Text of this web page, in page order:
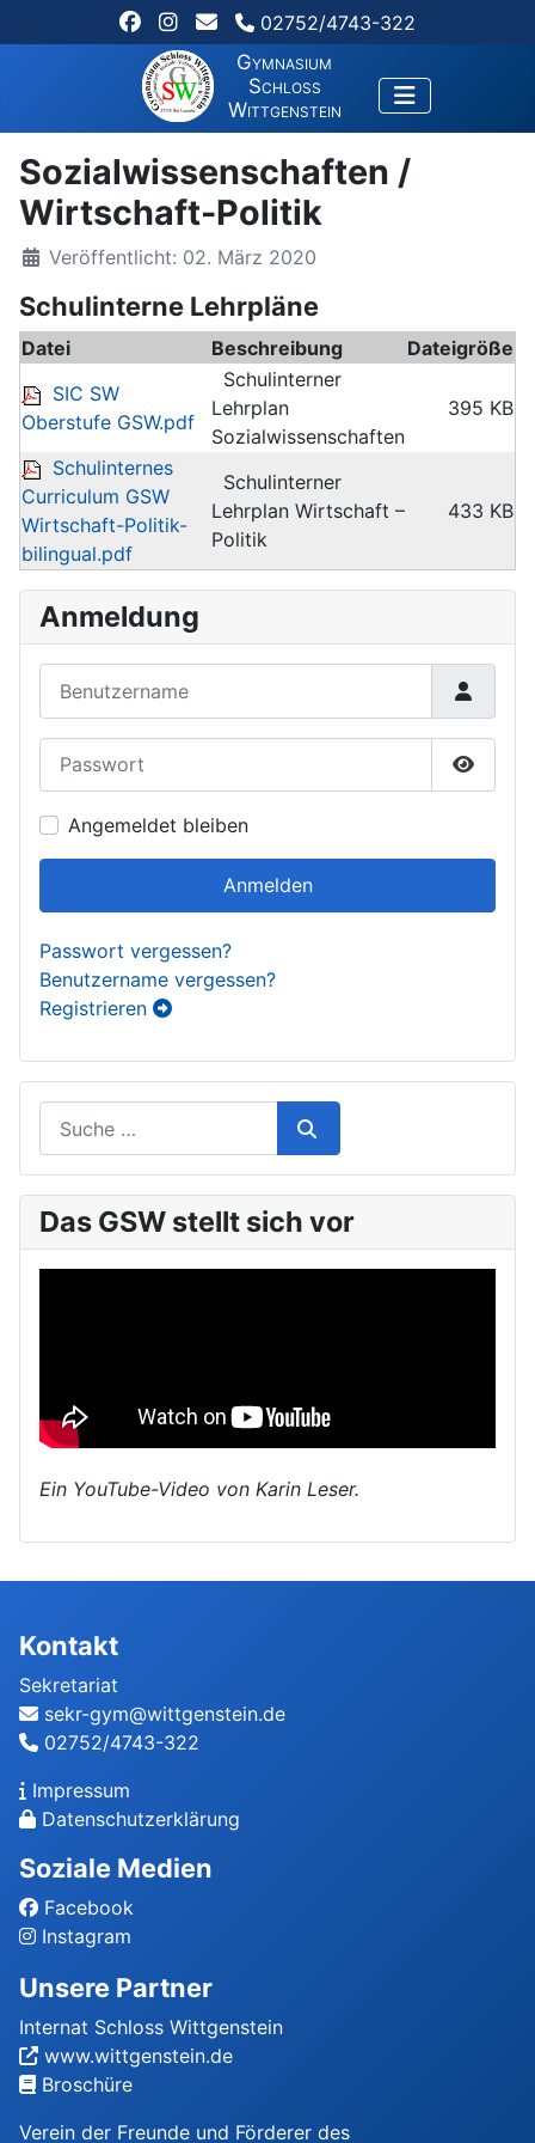
02752/4743-322
Gymnasium
Schloss
Wittgenstein
Anmeldung
Angemeldet bleiben
Anmelden
Passwort vergessen?
Benutzername vergessen?
Registrieren
Das GSW stellt sich vor
Ein YouTube-Video von Karin Leser.
Sozialwissenschaften /
Wirtschaft-Politik
Veröffentlicht: 02. März 2020
Schulinterne Lehrpläne
Datei Beschreibung
Dateigröße
SIC SW
Oberstufe GSW.pdf
Schulinterner
Lehrplan
Sozialwissenschaften
395 KB
Schulinternes
Curriculum GSW
Wirtschaft-Politik-
bilingual.pdf
Schulinterner
Lehrplan Wirtschaft –
Politik
433 KB
Kontakt
Sekretariat
sekr-gym@wittgenstein.de
02752/4743-322
Impressum
Datenschutzerklärung
Soziale Medien
Facebook
Instagram
Unsere Partner
Internat Schloss Wittgenstein
www.wittgenstein.de
Broschüre
Verein der Freunde und Förderer des